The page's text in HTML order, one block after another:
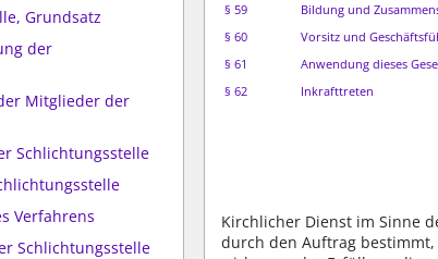
Grundsatz
der
Mitglieder der
Schlichtungsstelle
Verfahrens
Schlichtungsstelle
§ 59
Bildung und
§ 60
Vorsitz und
§ 61
Anwendung dieses
§ 62
Inkrafttreten
Kirchlicher Dienst im Sinne
durch den Auftrag